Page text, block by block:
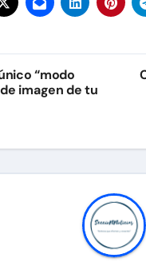
“modo
imagen de tu